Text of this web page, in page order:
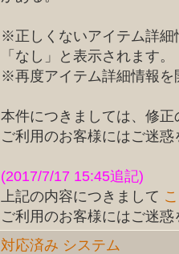
※正しくないアイテム詳細
「なし」と表示されます。
※再度アイテム詳細情報を
本件につきましては、修
ご利用のお客様にはご迷
(2017/7/17 15:45追記)
上記の内容につきまして
ご利用のお客様にはご迷
対応済み システム